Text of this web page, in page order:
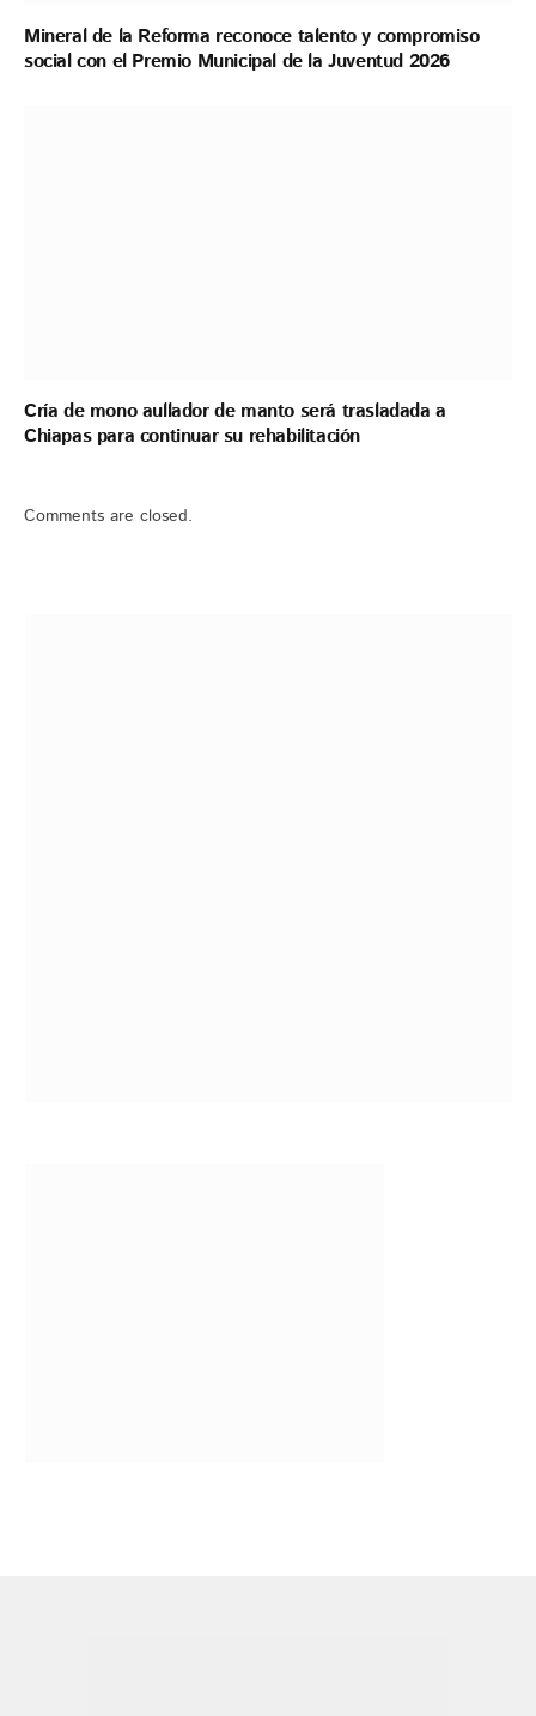
Mineral de la Reforma reconoce talento y compromiso
social con el Premio Municipal de la Juventud 2026
Cría de mono aullador de manto será trasladada a
Chiapas para continuar su rehabilitación
Comments are closed.